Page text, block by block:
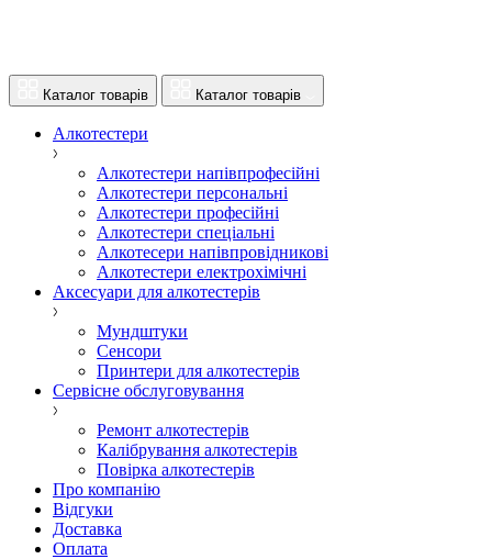
Каталог товарів Каталог товарів
Алкотестери
Алкотестери напівпрофесійні
Алкотестери персональні
Алкотестери професійні
Алкотестери спеціальні
Алкотесери напівпровідникові
Алкотестери електрохімічні
Аксесуари для алкотестерів
Мундштуки
Сенсори
Принтери для алкотестерів
Сервісне обслуговування
Ремонт алкотестерів
Калібрування алкотестерів
Повірка алкотестерів
Про компанію
Відгуки
Доставка
Оплата